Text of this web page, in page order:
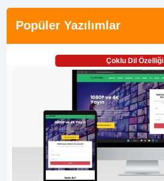
Popüler Yazılımlar
Çoklu Dil Özelliği